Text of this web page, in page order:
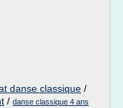
danse classique /
/ danse classique 4 ans